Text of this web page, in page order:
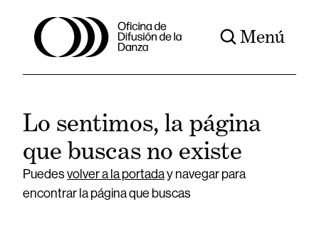
Menú
Lo sentimos, la página
que buscas no existe
Puedesvolver a la portaday navegar para
encontrar la página que buscas